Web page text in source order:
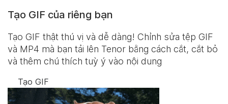
Tạo GIF của riêng bạn
Tạo GIF thật thú vị và dễ dàng! Chỉnh sửa tệp GIF
và MP4 mà bạn tải lên Tenor bằng cách cắt, cắt bỏ
và thêm chú thích tuỳ ý vào nội dung
Tạo GIF